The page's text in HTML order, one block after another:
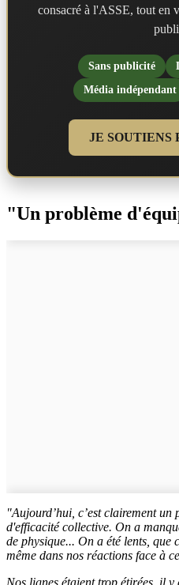
consacré à l'ASSE, tout en
Sans publicité
Média indépendant
JE SOUTIENS
"Un problème
"Aujourd’hui, c’est clairement
d'efficacité collective. On a
de physique... On a été lents, que
même dans nos réactions face à
Nos lignes étaient trop étirées, il y